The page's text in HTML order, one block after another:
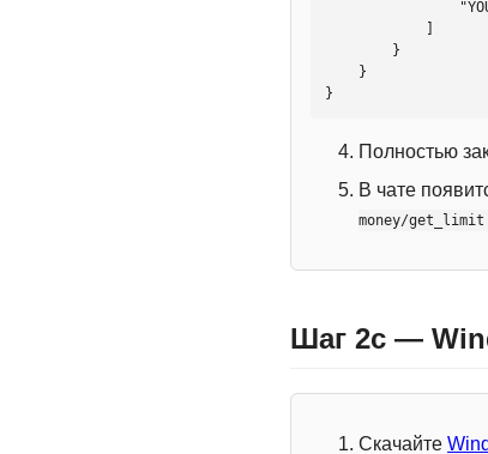
}
Полностью
В чате
money/get_limit
Шаг 2c —
Скачайте